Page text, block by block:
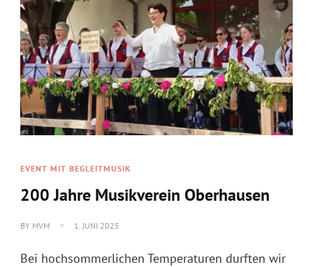
EVENT MIT BEGLEITMUSIK
200 Jahre Musikverein Oberhausen
BY MVM 1. JUNI 2025
Bei hochsommerlichen Temperaturen durften wir